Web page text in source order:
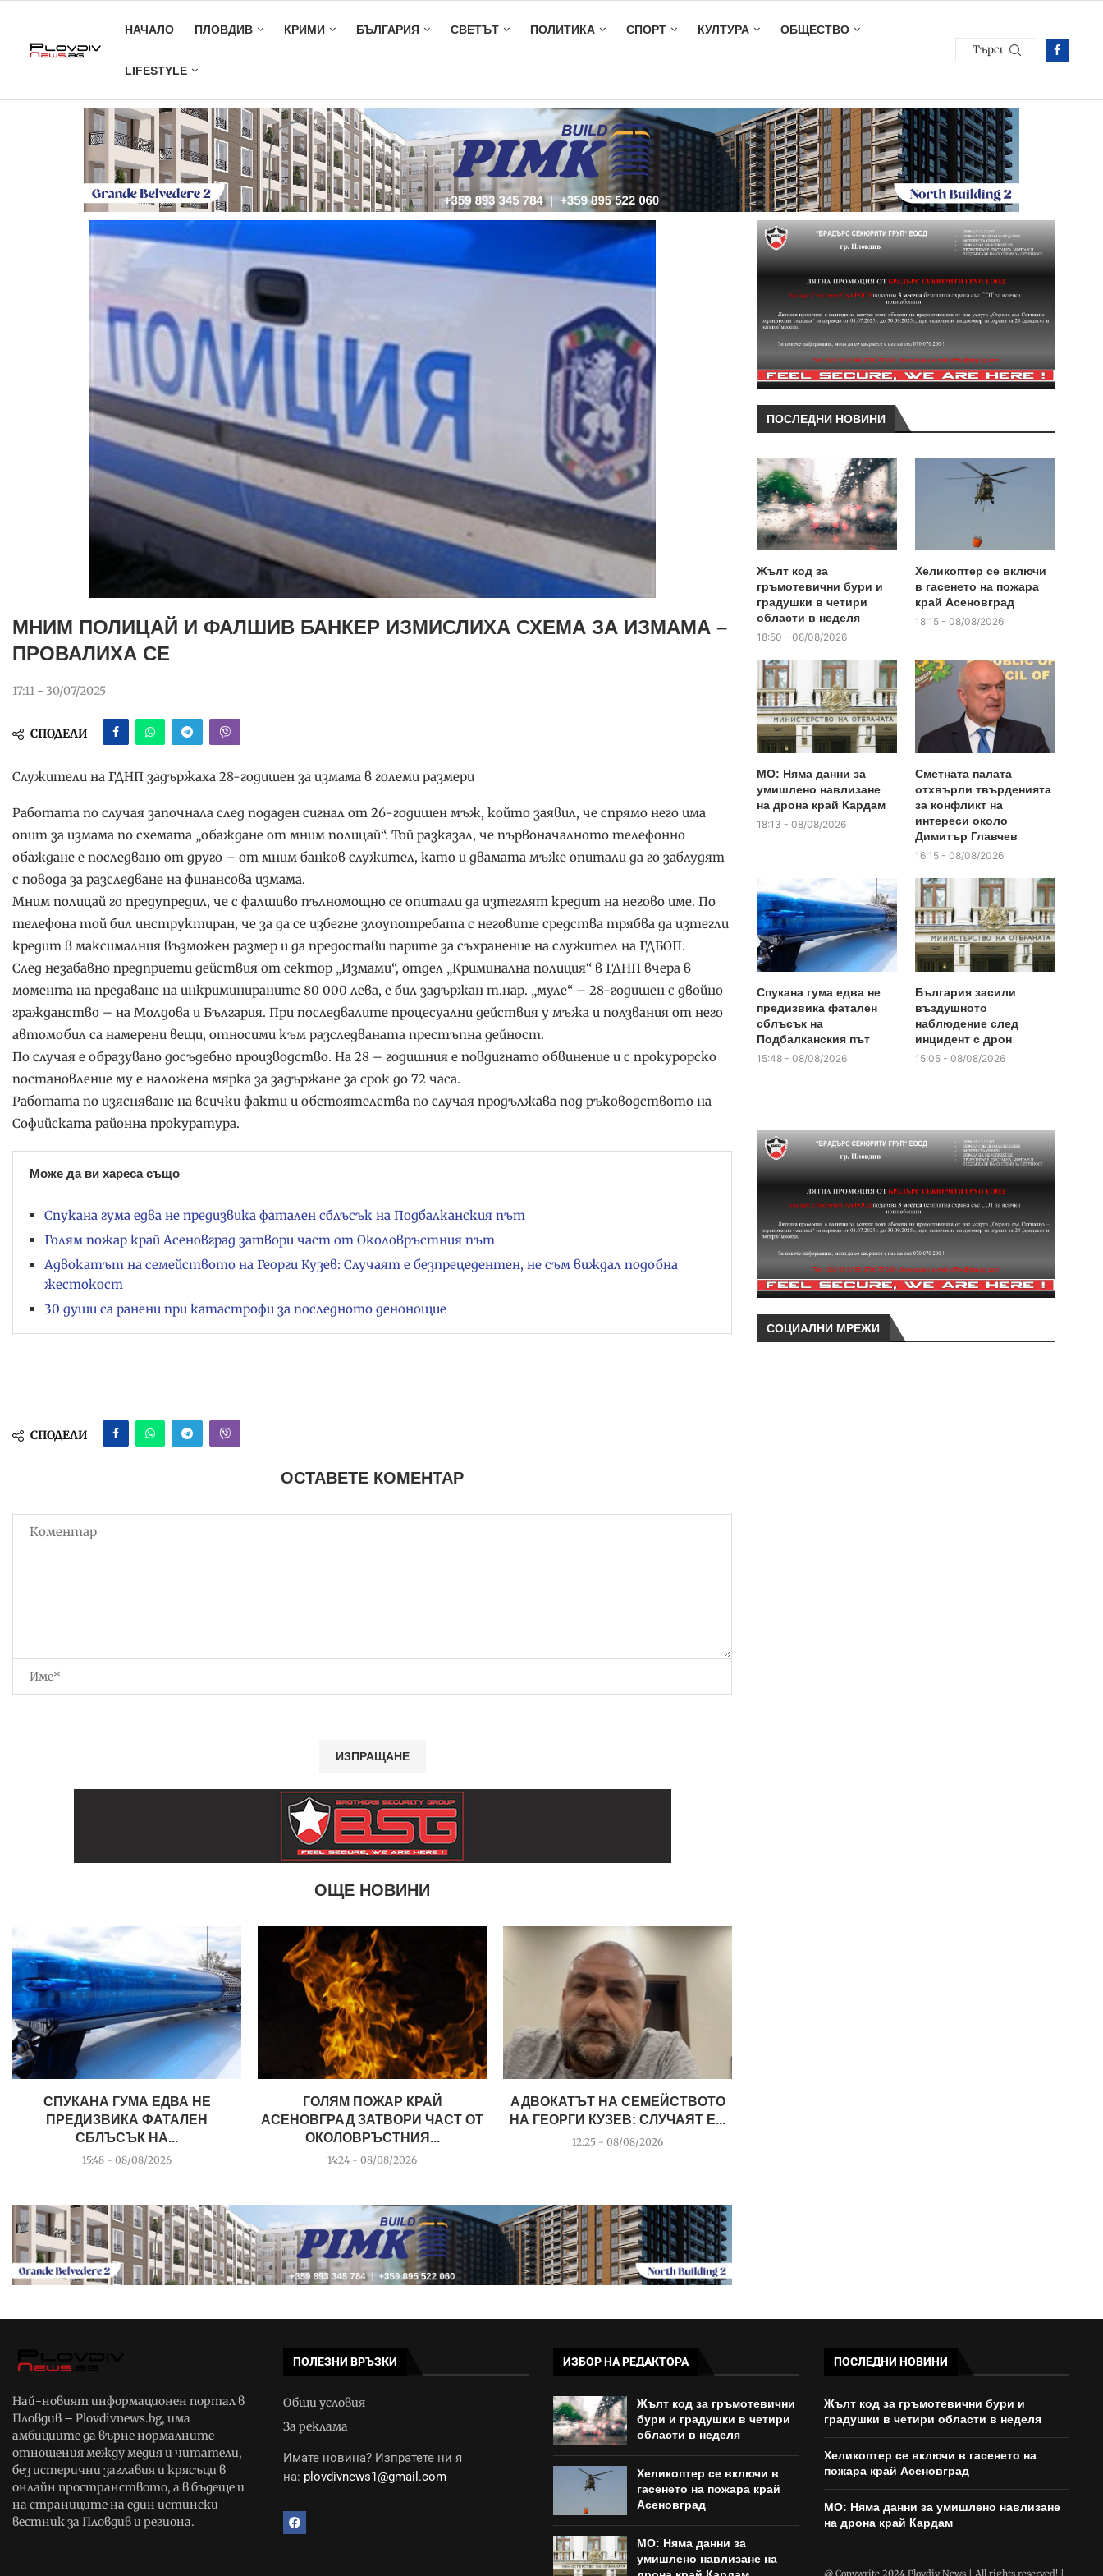
НАЧАЛО ПЛОВДИВ КРИМИ БЪЛГАРИЯ СВЕТЪТ ПОЛИТИКА СПОРТ КУЛТУРА ОБЩЕСТВО
LIFESTYLE
МНИМ ПОЛИЦАЙ И ФАЛШИВ БАНКЕР ИЗМИСЛИХА СХЕМА ЗА ИЗМАМА –
ПРОВАЛИХА СЕ
17:11 - 30/07/2025
СПОДЕЛИ
Служители на ГДНП задържаха 28-годишен за измама в големи размери ​
Работата по случая започнала след подаден сигнал от 26-годишен мъж, който заявил, че спрямо него има
опит за измама по схемата „обаждане от мним полицай“. Той разказал, че първоначалното телефонно
обаждане е последвано от друго – от мним банков служител, като и двамата мъже опитали да го заблудят
с повода за разследване на финансова измама.
Мним полицай го предупредил, че с фалшиво пълномощно се опитали да изтеглят кредит на негово име. По
телефона той бил инструктиран, че за да се избегне злоупотребата с неговите средства трябва да изтегли
кредит в максималния възможен размер и да предостави парите за съхранение на служител на ГДБОП.
След незабавно предприети действия от сектор „Измами“, отдел „Криминална полиция“ в ГДНП вчера в
момента на предаване на инкриминираните 80 000 лева, е бил задържан т.нар. „муле“ – 28-годишен с двойно
гражданство – на Молдова и България. При последвалите процесуални действия у мъжа и ползвания от него
автомобил са намерени вещи, относими към разследваната престъпна дейност.
По случая е образувано досъдебно производство. На 28 – годишния е повдигнато обвинение и с прокурорско
постановление му е наложена мярка за задържане за срок до 72 часа.
Работата по изясняване на всички факти и обстоятелства по случая продължава под ръководството на
Софийската районна прокуратура.
Може да ви хареса също
Спукана гума едва не предизвика фатален сблъсък на Подбалканския път
Голям пожар край Асеновград затвори част от Околовръстния път
Адвокатът на семейството на Георги Кузев: Случаят е безпрецедентен, не съм виждал подобна
жестокост
30 души са ранени при катастрофи за последното денонощие
СПОДЕЛИ
ОСТАВЕТЕ КОМЕНТАР
ОЩЕ НОВИНИ
СПУКАНА ГУМА ЕДВА НЕ
ПРЕДИЗВИКА ФАТАЛЕН
СБЛЪСЪК НА...
15:48 - 08/08/2026
ГОЛЯМ ПОЖАР КРАЙ
АСЕНОВГРАД ЗАТВОРИ ЧАСТ ОТ
ОКОЛОВРЪСТНИЯ...
14:24 - 08/08/2026
АДВОКАТЪТ НА СЕМЕЙСТВОТО
НА ГЕОРГИ КУЗЕВ: СЛУЧАЯТ Е...
12:25 - 08/08/2026
ПОСЛЕДНИ НОВИНИ
Жълт код за
гръмотевични бури и
градушки в четири
области в неделя
18:50 - 08/08/2026
Хеликоптер се включи
в гасенето на пожара
край Асеновград
18:15 - 08/08/2026
МО: Няма данни за
умишлено навлизане
на дрона край Кардам
18:13 - 08/08/2026
Сметната палата
отхвърли твърденията
за конфликт на
интереси около
Димитър Главчев
16:15 - 08/08/2026
Спукана гума едва не
предизвика фатален
сблъсък на
Подбалканския път
15:48 - 08/08/2026
България засили
въздушното
наблюдение след
инцидент с дрон
15:05 - 08/08/2026
СОЦИАЛНИ МРЕЖИ
Най-новият информационен портал в
Пловдив – Plovdivnews.bg, има
амбициите да върне нормалните
отношения между медия и читатели,
без истерични заглавия и крясъци в
онлайн пространството, а в бъдеще и
на страниците на един истински
вестник за Пловдив и региона.
ПОЛЕЗНИ ВРЪЗКИ
Общи условия
За реклама
Имате новина? Изпратете ни я
на: plovdivnews1@gmail.com
ИЗБОР НА РЕДАКТОРА
Жълт код за гръмотевични
бури и градушки в четири
области в неделя
Хеликоптер се включи в
гасенето на пожара край
Асеновград
МО: Няма данни за
умишлено навлизане на
ПОСЛЕДНИ НОВИНИ
Жълт код за гръмотевични бури и
градушки в четири области в неделя
Хеликоптер се включи в гасенето на
пожара край Асеновград
МО: Няма данни за умишлено навлизане
на дрона край Кардам
@ Copywrite 2024 Plovdiv News | All rights reserved! |